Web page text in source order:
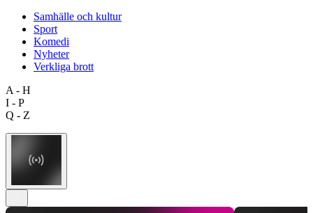
Samhälle och kultur
Sport
Komedi
Nyheter
Verkliga brott
A - H
I - P
Q - Z